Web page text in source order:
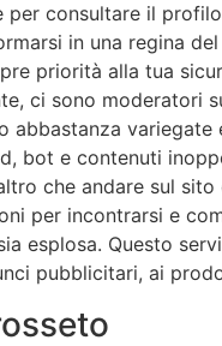
consultare il
in una regina
priorità alla tua
ci sono moderatori
variegate
bot e contenuti
che andare sul
per incontrarsi e
esplosa. Questo
pubblicitari, ai